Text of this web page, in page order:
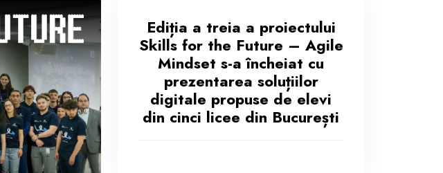
Ediția a treia a proiectului
Skills for the Future – Agile
Mindset s-a încheiat cu
prezentarea soluțiilor
digitale propuse de elevi
din cinci licee din București